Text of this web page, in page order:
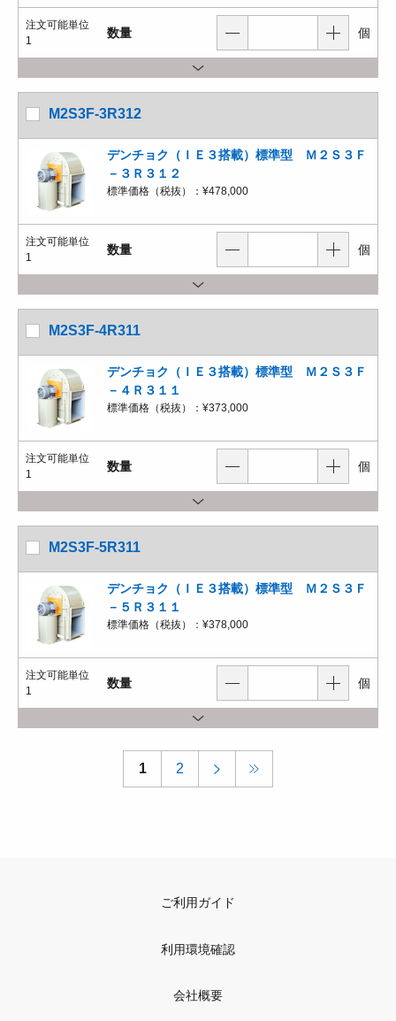
注文可能単位
1
数量 個
M2S3F-3R312
デンチョク（ＩＥ３搭載）標準型 Ｍ２Ｓ３Ｆ
－３Ｒ３１２
標準価格（税抜）： ¥478,000
注文可能単位
1
数量 個
M2S3F-4R311
デンチョク（ＩＥ３搭載）標準型 Ｍ２Ｓ３Ｆ
－４Ｒ３１１
標準価格（税抜）： ¥373,000
注文可能単位
1
数量 個
M2S3F-5R311
デンチョク（ＩＥ３搭載）標準型 Ｍ２Ｓ３Ｆ
－５Ｒ３１１
標準価格（税抜）： ¥378,000
注文可能単位
1
数量 個
1 2
ご利用ガイド
利用環境確認
会社概要